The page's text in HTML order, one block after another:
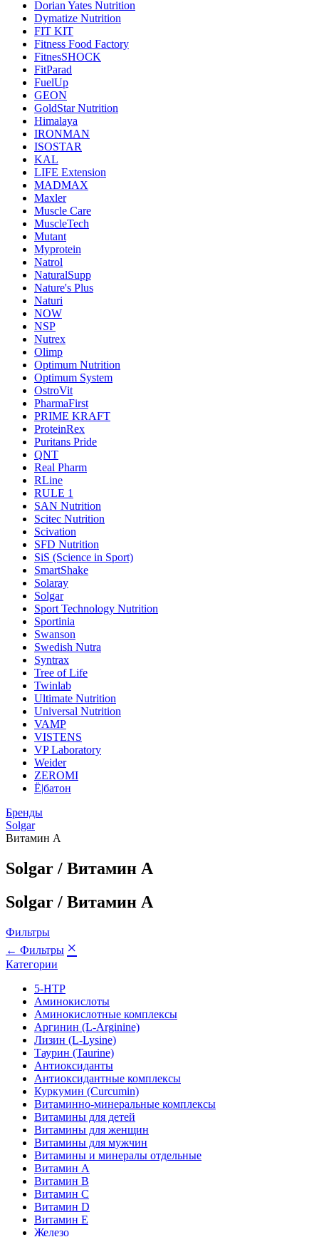
Dorian Yates Nutrition
Dymatize Nutrition
FIT KIT
Fitness Food Factory
FitnesSHOCK
FitParad
FuelUp
GEON
GoldStar Nutrition
Himalaya
IRONMAN
ISOSTAR
KAL
LIFE Extension
MADMAX
Maxler
Muscle Care
MuscleTech
Mutant
Myprotein
Natrol
NaturalSupp
Nature's Plus
Naturi
NOW
NSP
Nutrex
Olimp
Optimum Nutrition
Optimum System
OstroVit
PharmaFirst
PRIME KRAFT
ProteinRex
Puritans Pride
QNT
Real Pharm
RLine
RULE 1
SAN Nutrition
Scitec Nutrition
Scivation
SFD Nutrition
SiS (Science in Sport)
SmartShake
Solaray
Solgar
Sport Technology Nutrition
Sportinia
Swanson
Swedish Nutra
Syntrax
Tree of Life
Twinlab
Ultimate Nutrition
Universal Nutrition
VAMP
VISTENS
VP Laboratory
Weider
ZEROMI
Ё|батон
Бренды
Solgar
Витамин A
Solgar / Витамин A
Solgar / Витамин A
Фильтры
← Фильтры ×
Категории
5-HTP
Аминокислоты
Аминокислотные комплексы
Аргинин (L-Arginine)
Лизин (L-Lysine)
Таурин (Taurine)
Антиоксиданты
Антиоксидантные комплексы
Куркумин (Curcumin)
Витаминно-минеральные комплексы
Витамины для детей
Витамины для женщин
Витамины для мужчин
Витамины и минералы отдельные
Витамин A
Витамин B
Витамин C
Витамин D
Витамин E
Железо